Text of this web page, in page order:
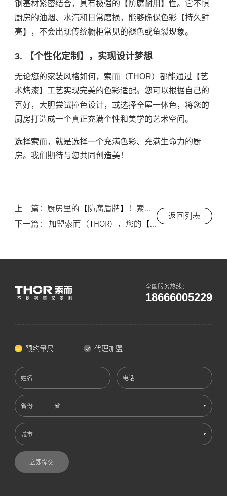
钢基材紧密结合，具有极强的【防腐耐用】性。它不惧
厨房的油烟、水汽和日常磨损，能够确保色彩【持久鲜
亮】，不会出现传统橱柜常见的褪色或龟裂现象。
3. 【个性化定制】，实现设计梦想
无论您的家装风格如何，索而（THOR）都能通过【艺
术烤漆】工艺实现完美的色彩适配。您可以根据自己的
喜好，大胆尝试撞色设计，或选择全屋一体色，将您的
厨房打造成一个真正充满个性和美学的艺术空间。
选择索而，就是选择一个充满色彩、充满生命力的厨
房。我们期待与您共同创造美！
返回列表
全国服务热线：
18666005229
预约量尺 代理加盟
姓名 电话
省份
城市
立即提交